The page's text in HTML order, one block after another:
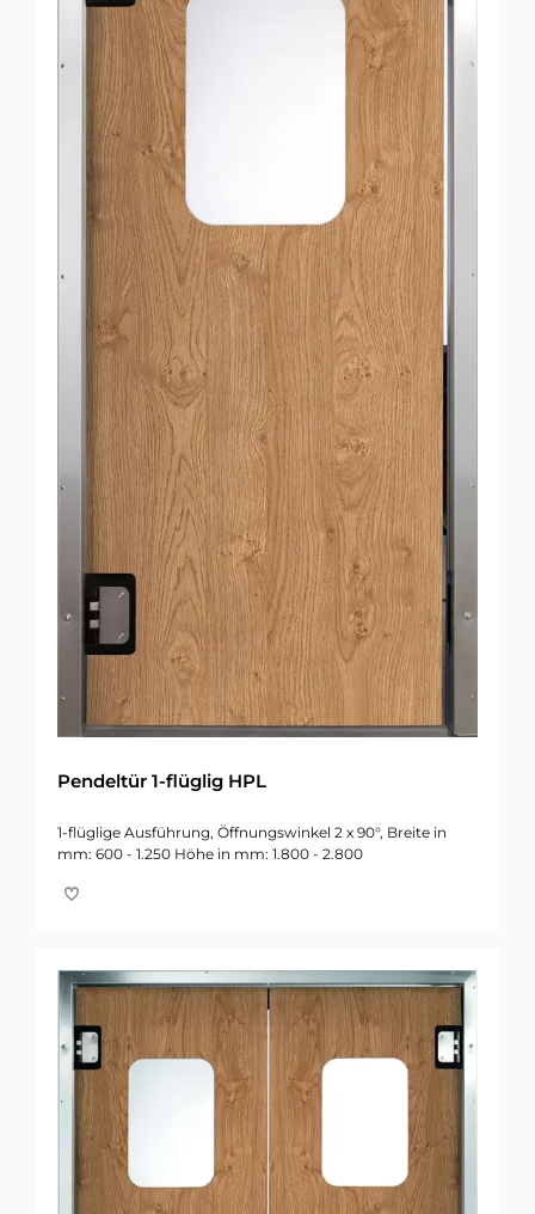
Pendeltür 1-flüglig HPL
1-flüglige Ausführung, Öffnungswinkel 2 x 90°, Breite in
mm: 600 - 1.250 Höhe in mm: 1.800 - 2.800